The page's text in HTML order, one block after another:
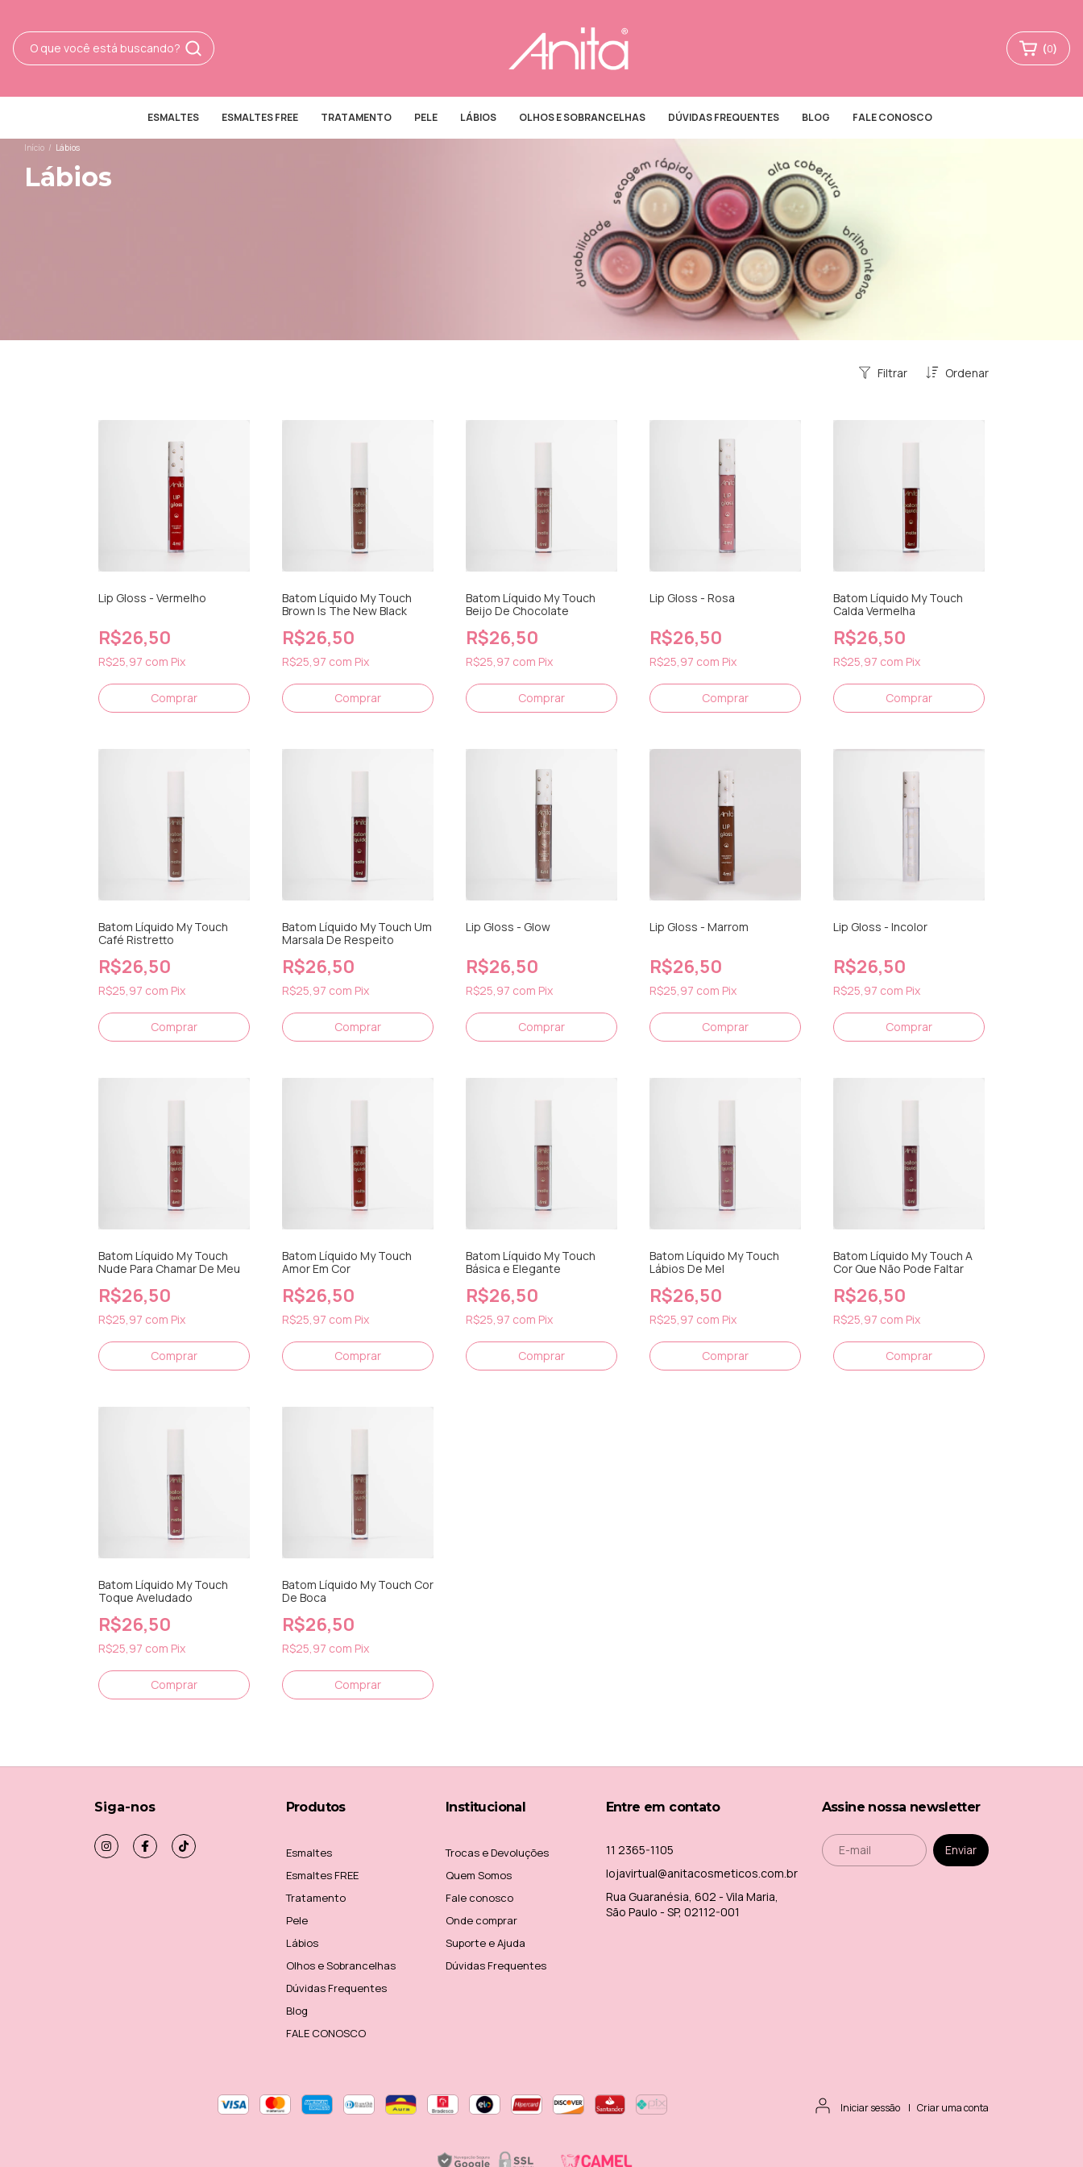
(0)
ESMALTES ESMALTES FREE TRATAMENTO PELE LÁBIOS OLHOS E SOBRANCELHAS DÚVIDAS FREQUENTES BLOG FALE CONOSCO
Início / Lábios
Lábios
Ordenar
Filtrar
Lip Gloss - Vermelho
R$26,50
R$25,97 com Pix
Batom Líquido My Touch
Brown Is The New Black
R$26,50
R$25,97 com Pix
Batom Líquido My Touch
Beijo De Chocolate
R$26,50
R$25,97 com Pix
Lip Gloss - Rosa
R$26,50
R$25,97 com Pix
Batom Líquido My Touch
Calda Vermelha
R$26,50
R$25,97 com Pix
Batom Líquido My Touch
Café Ristretto
R$26,50
R$25,97 com Pix
Batom Líquido My Touch Um
Marsala De Respeito
R$26,50
R$25,97 com Pix
Lip Gloss - Glow
R$26,50
R$25,97 com Pix
Lip Gloss - Marrom
R$26,50
R$25,97 com Pix
Lip Gloss - Incolor
R$26,50
R$25,97 com Pix
Batom Líquido My Touch
Nude Para Chamar De Meu
R$26,50
R$25,97 com Pix
Batom Líquido My Touch
Amor Em Cor
R$26,50
R$25,97 com Pix
Batom Líquido My Touch
Básica e Elegante
R$26,50
R$25,97 com Pix
Batom Líquido My Touch
Lábios De Mel
R$26,50
R$25,97 com Pix
Batom Líquido My Touch A
Cor Que Não Pode Faltar
R$26,50
R$25,97 com Pix
Batom Líquido My Touch
Toque Aveludado
R$26,50
R$25,97 com Pix
Batom Líquido My Touch Cor
De Boca
R$26,50
R$25,97 com Pix
Siga-nos Produtos
Esmaltes
Esmaltes FREE
Tratamento
Pele
Lábios
Olhos e Sobrancelhas
Dúvidas Frequentes
Blog
FALE CONOSCO
Institucional
Trocas e Devoluções
Quem Somos
Fale conosco
Onde comprar
Suporte e Ajuda
Dúvidas Frequentes
Entre em contato
11 2365-1105
lojavirtual@anitacosmeticos.com.br
Rua Guaranésia, 602 - Vila Maria,
São Paulo - SP, 02112-001
Assine nossa newsletter
Iniciar sessão | Criar uma conta